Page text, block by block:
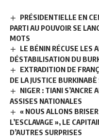
PRÉSIDENTIELLE EN
PARTI AU POUVOIR SE
MOTS
LE BÉNIN RÉCUSE LES
DÉSTABILISATION DU
EXTRADITION DE
DE LA JUSTICE
NIGER : TIANI S’ANCRE
ASSISES NATIONALES
« NOUS ALLONS
L’ESCLAVAGE », LE
D’AUTRES SURPRISES